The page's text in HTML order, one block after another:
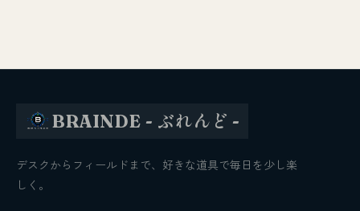
BRAINDE - ぶれんど -
デスクからフィールドまで、好きな道具で毎日を少し楽
しく。